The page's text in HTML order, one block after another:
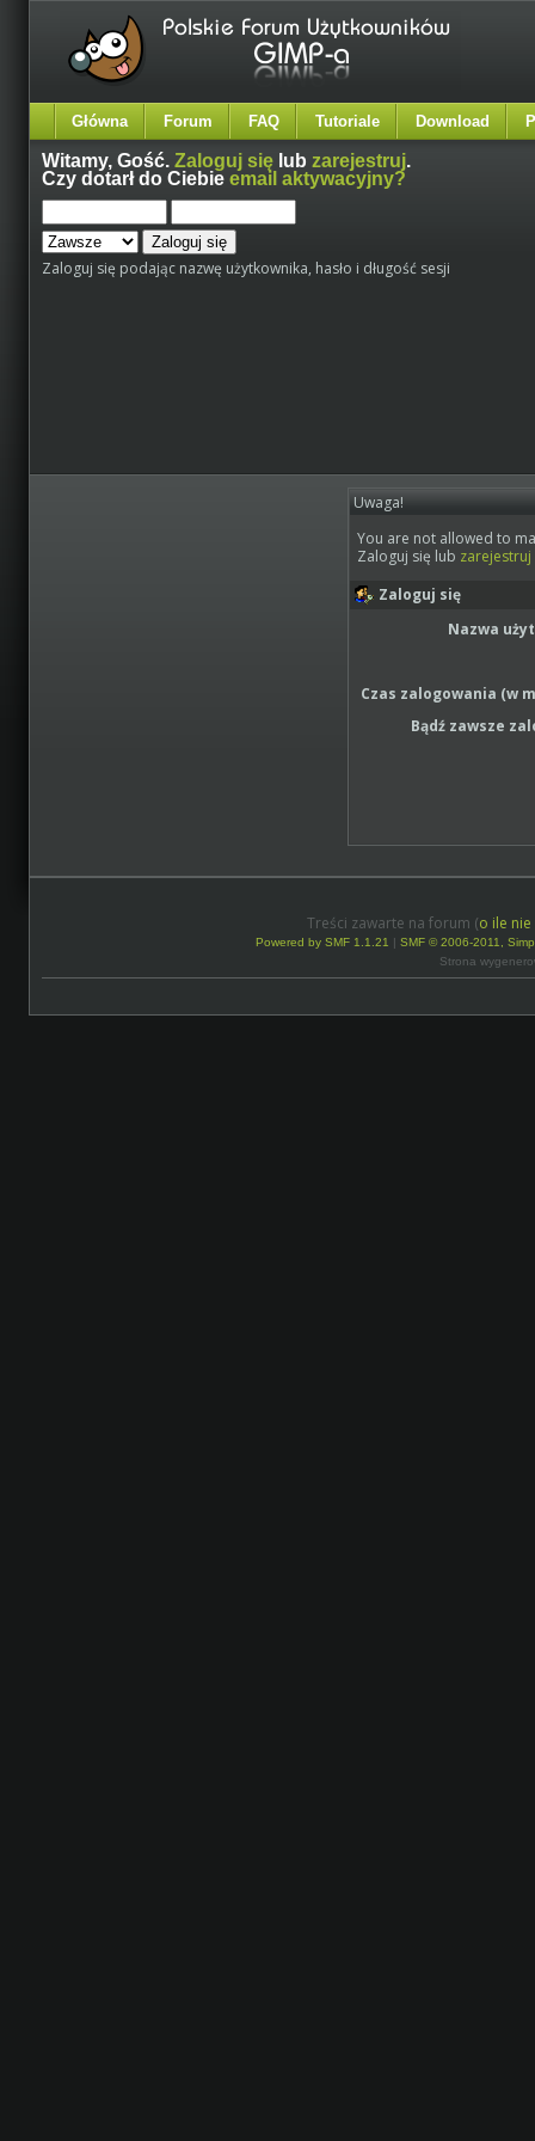
Główna Forum FAQ Tutoriale Download
Witamy, Gość. Zaloguj się lub zarejestruj.
Czy dotarł do Ciebie email aktywacyjny?
Zaloguj się podając nazwę użytkownika, hasło i długość sesji
Uwaga!
You are not allowed to
Zaloguj się lub zarejestruj
Zaloguj się
Nazwa
Czas zalogowania (w
Bądź zawsze
Treści zawarte na forum (o ile
Powered by SMF 1.1.21 | SMF © 2006-2011,
Strona